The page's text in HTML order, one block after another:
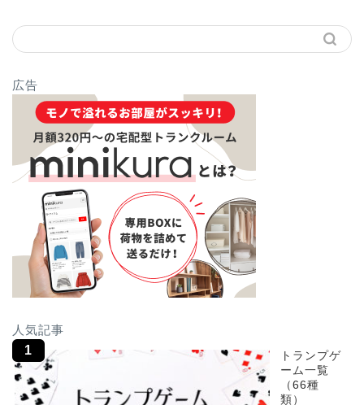
広告
人気記事
トランプゲ
ーム一覧
（66種
類）